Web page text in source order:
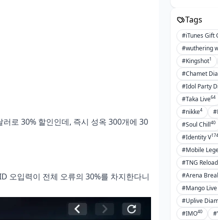
로 30% 할인인데, 즉시 성옥 300개에 30
오입력이 전체 오류의 30%를 차지한다니
Tags
#iTunes Gift
#wuthering
#Kingshot1
#Chamet
#Idol Party
#Taka Live64
#nikke4
#Soul Chill40
#Identity V174
#Mobile
#TNG
#Arena
#Mango
#Uplive
#IMO40